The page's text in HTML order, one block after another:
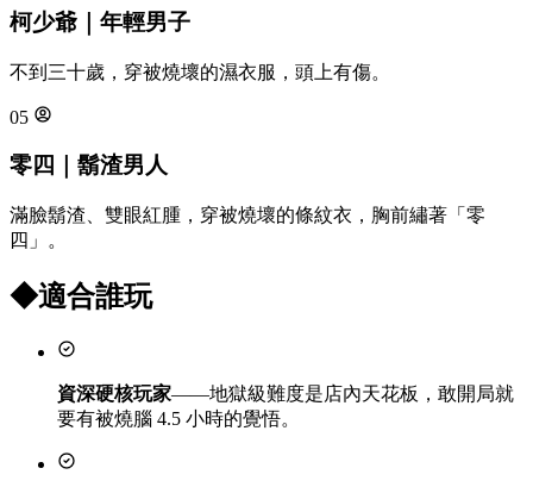
柯少爺｜年輕男子
不到三十歲，穿被燒壞的濕衣服，頭上有傷。
05
零四｜鬍渣男人
滿臉鬍渣、雙眼紅腫，穿被燒壞的條紋衣，胸前繡著「零
四」。
◆適合誰玩
資深硬核玩家——地獄級難度是店內天花板，敢開局就
要有被燒腦 4.5 小時的覺悟。